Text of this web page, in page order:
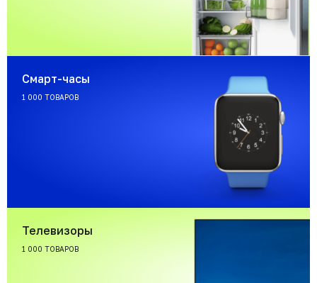
Смарт-часы
1 000 ТОВАРОВ
Телевизоры
1 000 ТОВАРОВ